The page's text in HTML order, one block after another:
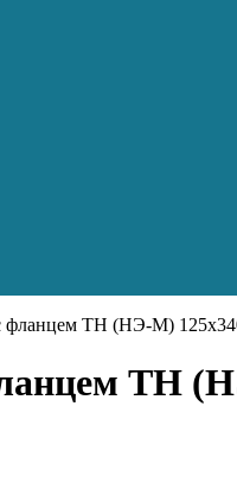
фланцем ТН (НЭ-М)
ТН